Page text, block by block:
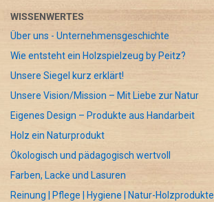
WISSENWERTES
Über uns - Unternehmensgeschichte
Wie entsteht ein Holzspielzeug by Peitz?
Unsere Siegel kurz erklärt!
Unsere Vision/Mission – Mit Liebe zur Natur
Eigenes Design – Produkte aus Handarbeit
Holz ein Naturprodukt
Ökologisch und pädagogisch wertvoll
Farben, Lacke und Lasuren
Reinung | Pflege | Hygiene | Natur-Holzprodukte